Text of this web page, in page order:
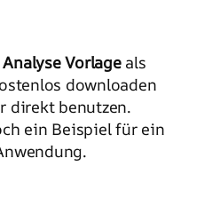
Analyse Vorlageals
downloaden
direkt benutzen.
ein Beispiel für ein